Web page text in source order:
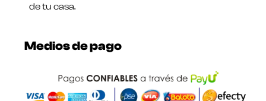
de tu casa.
Medios de pago